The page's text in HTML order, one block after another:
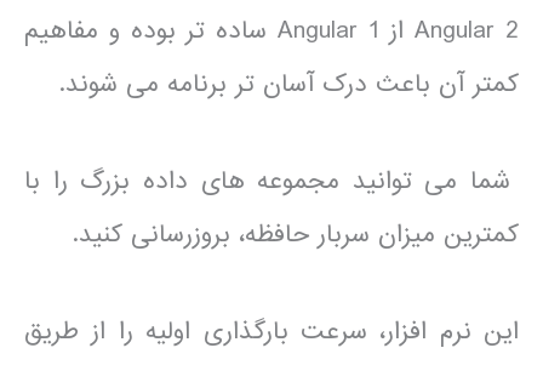
Angular 2 از Angular 1 ساده تر بوده و مفاهیم
کمتر آن باعث درک آسان تر برنامه می شوند.
شما می توانید مجموعه های داده بزرگ را با
کمترین میزان سربار حافظه، بروزرسانی کنید.
این نرم افزار، سرعت بارگذاری اولیه را از طریق